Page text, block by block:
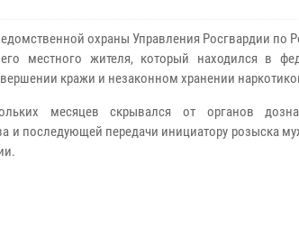
охраны Управления Росгвардии по
местного жителя, который находился в
кражи и незаконном хранении
месяцев скрывался от органов
и последующей передачи инициатору розыска